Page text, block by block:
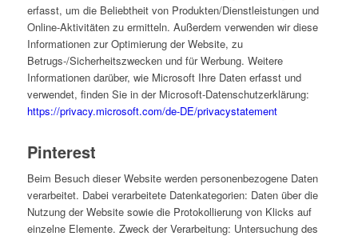
erfasst, um die Beliebtheit von Produkten/Dienstleistungen und
Online-Aktivitäten zu ermitteln. Außerdem verwenden wir diese
Informationen zur Optimierung der Website, zu
Betrugs-/Sicherheitszwecken und für Werbung. Weitere
Informationen darüber, wie Microsoft Ihre Daten erfasst und
verwendet, finden Sie in der Microsoft-Datenschutzerklärung:
https://privacy.microsoft.com/de-DE/privacystatement
Pinterest
Beim Besuch dieser Website werden personenbezogene Daten
verarbeitet. Dabei verarbeitete Datenkategorien: Daten über die
Nutzung der Website sowie die Protokollierung von Klicks auf
einzelne Elemente. Zweck der Verarbeitung: Untersuchung des